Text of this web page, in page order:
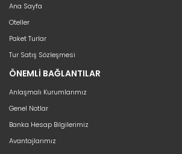
Ana Sayfa
Oteller
Paket Turlar
Tur Satış Sözleşmesi
ÖNEMLİ BAĞLANTILAR
Anlaşmalı Kurumlarımız
Genel Notlar
Banka Hesap Bilgilerimiz
Avantajlarımız